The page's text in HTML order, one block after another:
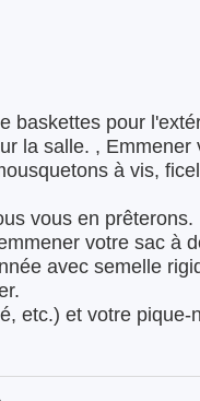
baskettes pour
la salle. , Emmener
à vis,
vous en prêterons.
votre sac à
avec semelle
etc.) et votre pique-